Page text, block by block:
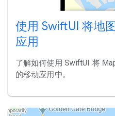
使用 SwiftUI 将地
应用
了解如何使用 SwiftUI 将
的移动应用中。